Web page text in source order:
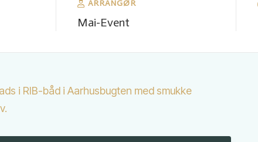
ARRANGØR
Mai-Event